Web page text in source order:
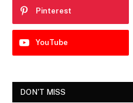
Pinterest
YouTube
DON'T MISS